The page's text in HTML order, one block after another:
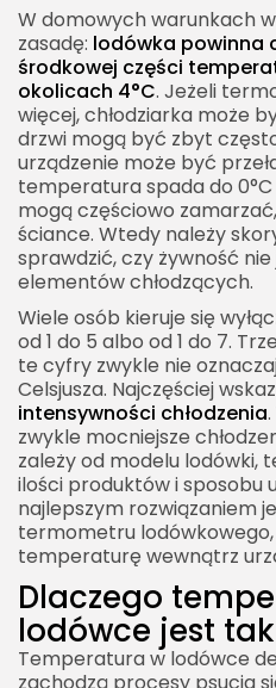
W domowych warunkach
zasadę: lodówka powinna
środkowej części
okolicach 4°C. Jeżeli
więcej, chłodziarka może
drzwi mogą być zbyt
urządzenie może być
temperatura spada do
mogą częściowo
ściance. Wtedy należy
sprawdzić, czy żywność
elementów chłodzących.
Wiele osób kieruje się
od 1 do 5 albo od 1 do 7.
te cyfry zwykle nie
Celsjusza. Najczęściej
intensywności chłodzenia
zwykle mocniejsze
zależy od modelu lodówki,
ilości produktów i sposobu
najlepszym rozwiązaniem
termometru
temperaturę wewnątrz
Dlaczego
lodówce jest
Temperatura w lodówce